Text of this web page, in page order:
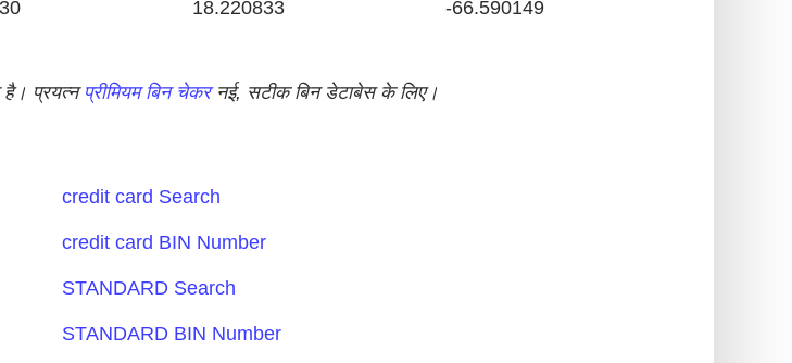
18.220833 -66.590149
है। प्रयत्नप्रीमियम बिन चेकरनई, सटीक बिन डेटाबेस के लिए।
credit card Search
credit card BIN Number
STANDARD Search
STANDARD BIN Number